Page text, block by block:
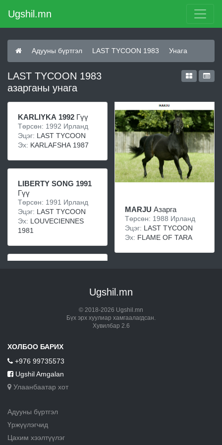
Ugshil.mn
Адууны бүртгэл LAST TYCOON 1983 Унага
LAST TYCOON 1983
азарганы унага
KARLIYKA 1992 Гүү
Төрсөн: 1992 Ирланд
Эцэг: LAST TYCOON
Эх: KARLAFSHA 1987
LIBERTY SONG 1991
Гүү
Төрсөн: 1991 Ирланд
Эцэг: LAST TYCOON
Эх: LOUVECIENNES
1981
MARJU Азарга
Төрсөн: 1988 Ирланд
Эцэг: LAST TYCOON
Эх: FLAME OF TARA
Ugshil.mn
© 2018-2026 Ugshil.mn
Бүх эрх хуулиар хамгаалагдсан.
Хувилбар 2.6
ХОЛБОО БАРИХ
+976 99735573
Ugshil Amgalan
Улаанбаатар хот
Адууны бүртгэл
Үржүүлэгчид
Цахим хээлтүүлэг